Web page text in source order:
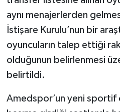
aynı menajerlerden
İstişare Kurulu’nun bir
oyuncuların talep ettiği
olduğunun belirlenmesi
belirtildi.
Amedspor’un yeni
Uğurludağ
Sağlık